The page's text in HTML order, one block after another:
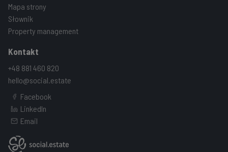
Mapa strony
Słownik
Property management
Kontakt
+48 881 460 820
hello@social.estate
Facebook
LinkedIn
Email